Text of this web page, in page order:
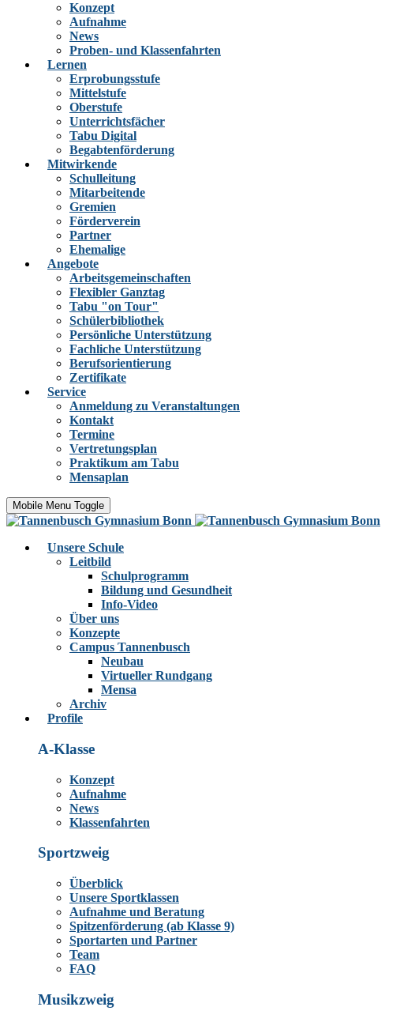
Konzept
Aufnahme
News
Proben- und Klassenfahrten
Lernen
Erprobungsstufe
Mittelstufe
Oberstufe
Unterrichtsfächer
Tabu Digital
Begabtenförderung
Mitwirkende
Schulleitung
Mitarbeitende
Gremien
Förderverein
Partner
Ehemalige
Angebote
Arbeitsgemeinschaften
Flexibler Ganztag
Tabu "on Tour"
Schülerbibliothek
Persönliche Unterstützung
Fachliche Unterstützung
Berufsorientierung
Zertifikate
Service
Anmeldung zu Veranstaltungen
Kontakt
Termine
Vertretungsplan
Praktikum am Tabu
Mensaplan
Mobile Menu Toggle
Unsere Schule
Leitbild
Schulprogramm
Bildung und Gesundheit
Info-Video
Über uns
Konzepte
Campus Tannenbusch
Neubau
Virtueller Rundgang
Mensa
Archiv
Profile
A-Klasse
Konzept
Aufnahme
News
Klassenfahrten
Sportzweig
Überblick
Unsere Sportklassen
Aufnahme und Beratung
Spitzenförderung (ab Klasse 9)
Sportarten und Partner
Team
FAQ
Musikzweig